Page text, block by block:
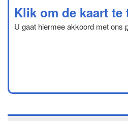
Klik om de kaart te
U gaat hiermee akkoord met ons